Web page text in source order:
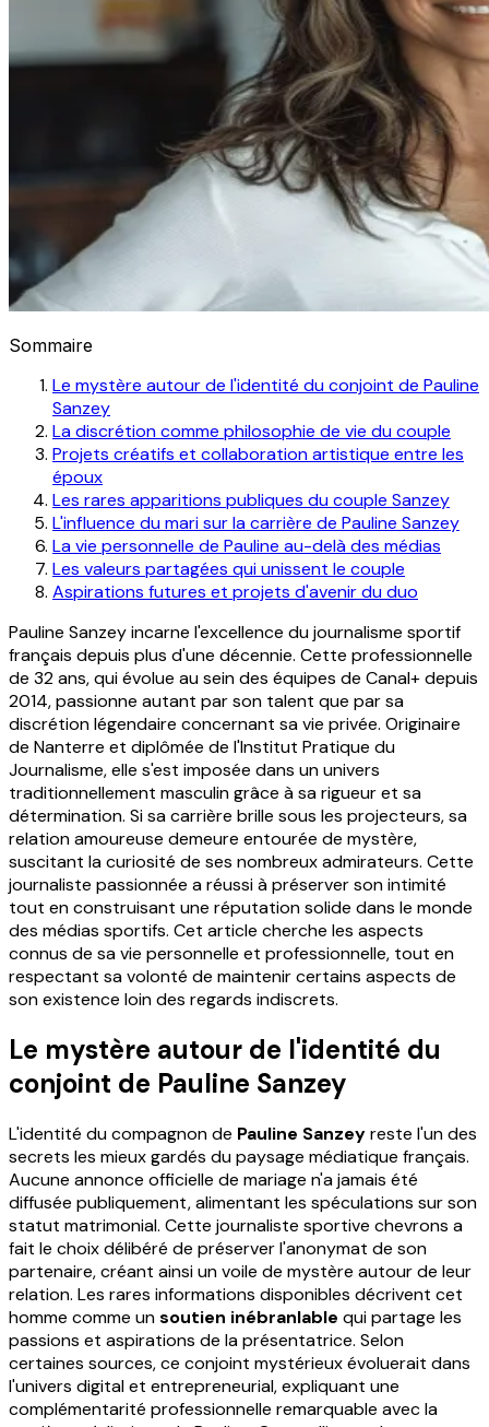
Sommaire
Le mystère autour de l'identité du conjoint de Pauline
Sanzey
La discrétion comme philosophie de vie du couple
Projets créatifs et collaboration artistique entre les
époux
Les rares apparitions publiques du couple Sanzey
L'influence du mari sur la carrière de Pauline Sanzey
La vie personnelle de Pauline au-delà des médias
Les valeurs partagées qui unissent le couple
Aspirations futures et projets d'avenir du duo
Pauline Sanzey incarne l'excellence du journalisme sportif
français depuis plus d'une décennie. Cette professionnelle
de 32 ans, qui évolue au sein des équipes de Canal+ depuis
2014, passionne autant par son talent que par sa
discrétion légendaire concernant sa vie privée. Originaire
de Nanterre et diplômée de l'Institut Pratique du
Journalisme, elle s'est imposée dans un univers
traditionnellement masculin grâce à sa rigueur et sa
détermination. Si sa carrière brille sous les projecteurs, sa
relation amoureuse demeure entourée de mystère,
suscitant la curiosité de ses nombreux admirateurs. Cette
journaliste passionnée a réussi à préserver son intimité
tout en construisant une réputation solide dans le monde
des médias sportifs. Cet article cherche les aspects
connus de sa vie personnelle et professionnelle, tout en
respectant sa volonté de maintenir certains aspects de
son existence loin des regards indiscrets.
Le mystère autour de l'identité du
conjoint de Pauline Sanzey
L'identité du compagnon de Pauline Sanzeyreste l'un des
secrets les mieux gardés du paysage médiatique français.
Aucune annonce officielle de mariage n'a jamais été
diffusée publiquement, alimentant les spéculations sur son
statut matrimonial. Cette journaliste sportive chevrons a
fait le choix délibéré de préserver l'anonymat de son
partenaire, créant ainsi un voile de mystère autour de leur
relation. Les rares informations disponibles décrivent cet
homme comme unsoutien inébranlable qui partage les
passions et aspirations de la présentatrice. Selon
certaines sources, ce conjoint mystérieux évoluerait dans
l'univers digital et entrepreneurial, expliquant une
complémentarité professionnelle remarquable avec la